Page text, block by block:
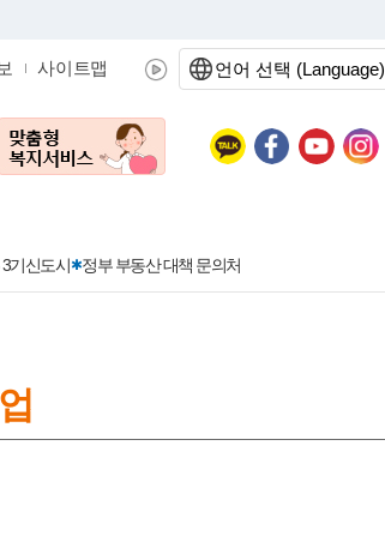
사이트맵
기신도시 정부 부동산 대책 문의처
정보공개현황
정부24
문화관광
착한가격지정업소
언어 선택 (Language)